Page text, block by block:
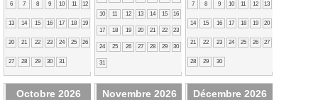
6 7 8 9 10 11 12
13 14 15 16 17 18 19
20 21 22 23 24 25 26
27 28 29 30 31
10 11 12 13 14 15 16
17 18 19 20 21 22 23
24 25 26 27 28 29 30
31
7 8 9 10 11 12 13
14 15 16 17 18 19 20
21 22 23 24 25 26 27
28 29 30
Octobre 2026 Novembre 2026 Décembre 2026